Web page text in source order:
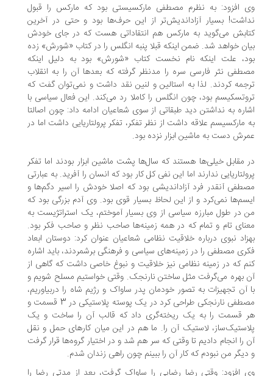
افزود: به نظرم مصطفی مارکسیستی بود که مارکس را قبول
بسیار آزاداندیش‌تر از این حرف‌ها بود و حتی در آخرین
می‌گوید به مارکس هم انتقاداتی هست که در جای خودش
خواهد شد. ضمن اینکه قبلا پنبه انگلس را در کتاب «شورش» زده
علت اینکه نام نخست کتاب «شورش» بود به دلیل اینکه
نثر فارسی سره را مدنظر گرفته که بعدها آن را به انقلاب
کردند. لذا به استالین و لنین نقد داشت و نمی‌توان گفت که
بود، چون انگلس را کاملا رد می‌کند. این فعال سیاسی با
به نداشتن دید طبقاتی از سوی شعاعیان ادامه داد: چون اصالتا
مارکسیسم علاقه داشت از نظر تفکر، تفکر پرولتاریایی داشت اما در
دست به ماشین ابزار نزده بود.
مقابل خیلی‌ها هستند که سال‌ها پشت ماشین ابزار بودند اما تفکر
ندارند اما این نفی کل کار بود که انسان را آفرید. به عبارتی
آنقدر فرد آزاداندیشی بود که اصلا خودش را اسیر دگم‌ها و
نمی‌کرد و از این لحاظ بسیار قوی بود. وی آدم بزرگی بود که
در طول مبارزه سیاسی از وی بسیار آموختم، یک استراتژیست به
تام و تمام که در همه زمینه‌ها صاحب نظر و صاحب فکر بود.
نبوی درباره خلاقیت نظامی شعاعیان عنوان کرد: دوستان ابعاد
مصطفی را در زمینه‌های سیاسی و فرهنگی برشمردند، باید اشاره
که در زمینه نظامی نیز خلاقیت و نبوغ خاصی داشت که گاهی از
بهره می‌گرفت مثل ساختن نارنجک. وقتی خواستیم مسلح شویم و
آن تجهیزات به تصور خودمان پدر ساواک و رژیم شاه را دربیاوریم،
مصطفی نارنجکی طراحی کرد در یک پوسته پلاستیکی در 3 قسمت و
قسمت را به یک ریخته‌گری داد که قالب آن را ساخت و یک
لاستیک آن را. ما هم در این میان کارهای حمل و نقل
را انجام دادیم تا وقتی که سر هم شد و در اختیار گروه‌ها قرار گرفت
من نبودم که کار آن را ببینم چون راهی زندان شدم.
افزود: وقتی رضا رضایی را ساواک گرفت، بعد از مدتی رضا را